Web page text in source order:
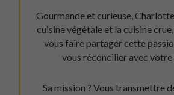
Gourmande et curieuse,
cuisine végétale et la cuisine
vous faire partager cette
vous réconcilier avec votre
Sa mission ? Vous transmettre